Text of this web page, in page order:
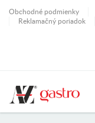
Obchodné podmienky
Reklamačný poriadok